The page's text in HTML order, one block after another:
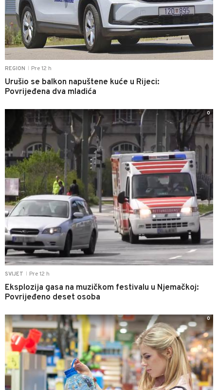
REGION Pre 12 h
Urušio se balkon napuštene kuće u Rijeci:
Povrijeđena dva mladića
SVIJET Pre 12 h
Eksplozija gasa na muzičkom festivalu u Njemačkoj:
Povrijeđeno deset osoba
0
0